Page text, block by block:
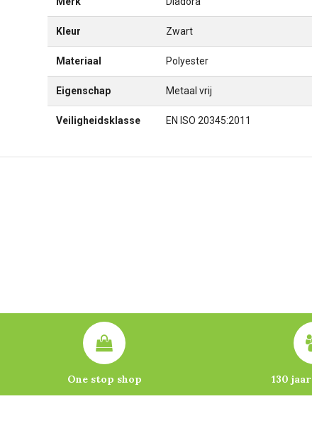
Kleur Zwart
Materiaal Polyester
Eigenschap Metaal vrij
Veiligheidsklasse EN ISO 20345:2011
One stop shop 130